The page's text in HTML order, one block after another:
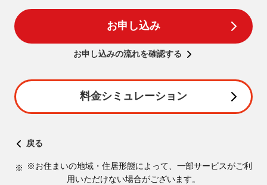
お申し込み
お申し込みの流れを確認する
料金シミュレーション
戻る
※お住まいの地域・住居形態によって、一部サービスがご利
用いただけない場合がございます。